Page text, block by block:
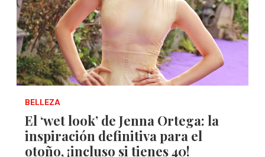
BELLEZA
El ‘wet look’ de Jenna Ortega: la
inspiración definitiva para el
otoño, ¡incluso si tienes 40!